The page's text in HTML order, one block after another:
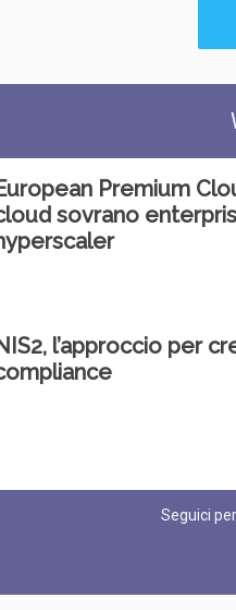
Premium
sovrano
l’approccio per
Seguici